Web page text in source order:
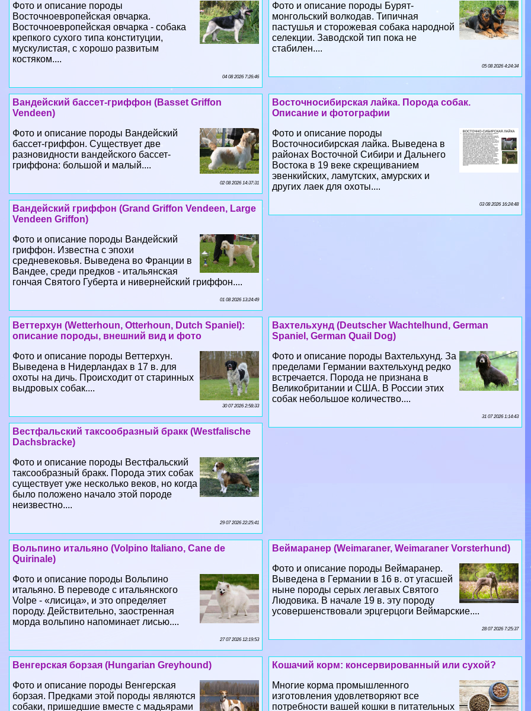
Фото и описание породы Бурят-
монгольский волкодав. Типичная
пастушья и сторожевая собака народной
селекции. Заводской тип пока не
стабилен....
05 08 2026 4:24:34
Фото и описание породы
Восточноевропейская овчарка.
Восточноевропейская овчарка - собака
крепкого сухого типа конституции,
мускулистая, с хорошо развитым
костяком....
04 08 2026 7:26:46
Восточносибирская лайка. Порода собак.
Описание и фотографии
Фото и описание породы
Восточносибирская лайка. Выведена в
районах Восточной Сибири и Дальнего
Востока в 19 веке скрещиванием
эвенкийских, ламутских, амурских и
других лаек для охоты....
03 08 2026 16:24:48
Вандейский бассет-гриффон (Basset Griffon
Vendeen)
Фото и описание породы Вандейский
бассет-гриффон. Существует две
разновидности вандейского бассет-
гриффона: большой и малый....
02 08 2026 14:37:31
Вандейский гриффон (Grand Griffon Vendeen, Large
Vendeen Griffon)
Фото и описание породы Вандейский
гриффон. Известна с эпохи
средневековья. Выведена во Франции в
Вандее, среди предков - итальянская
гончая Святого Губерта и нивернейский гриффон....
01 08 2026 13:24:49
Вахтельхунд (Deutscher Wachtelhund, German
Spaniel, German Quail Dog)
Фото и описание породы Вахтельхунд. За
пределами Германии вахтельхунд редко
встречается. Порода не признана в
Великобритании и США. В России этих
собак небольшое количество....
31 07 2026 1:14:43
Веттерхун (Wetterhoun, Otterhoun, Dutch Spaniel):
описание породы, внешний вид и фото
Фото и описание породы Веттерхун.
Выведена в Нидерландах в 17 в. для
охоты на дичь. Происходит от старинных
выдровых собак....
30 07 2026 2:58:33
Вестфальский таксообразный бpaкк (Westfalische
Dachsbracke)
Фото и описание породы Вестфальский
таксообразный бpaкк. Порода этих собак
существует уже несколько веков, но когда
было положено начало этой породе
неизвестно....
29 07 2026 22:25:41
Веймаранер (Weimaraner, Weimaraner Vorsterhund)
Фото и описание породы Веймаранер.
Выведена в Германии в 16 в. от угасшей
ныне породы серых легавых Святого
Людовика. В начале 19 в. эту породу
усовершенствовали эрцгерцоги Веймарские....
28 07 2026 7:25:37
Вольпино итальяно (Volpino Italiano, Cane de
Quirinale)
Фото и описание породы Вольпино
итальяно. В переводе с итальянского
Volpe - «лисица», и это определяет
породу. Действительно, заостренная
морда вольпино напоминает лисью....
27 07 2026 12:19:53
Кошачий корм: консервированный или сухой?
Многие корма промышленного
изготовления удовлетворяют все
потребности вашей кошки в питательных
Венгерская борзая (Hungarian Greyhound)
Фото и описание породы Венгерская
борзая. Предками этой породы являются
собаки, пришедшие вместе с мадьярами